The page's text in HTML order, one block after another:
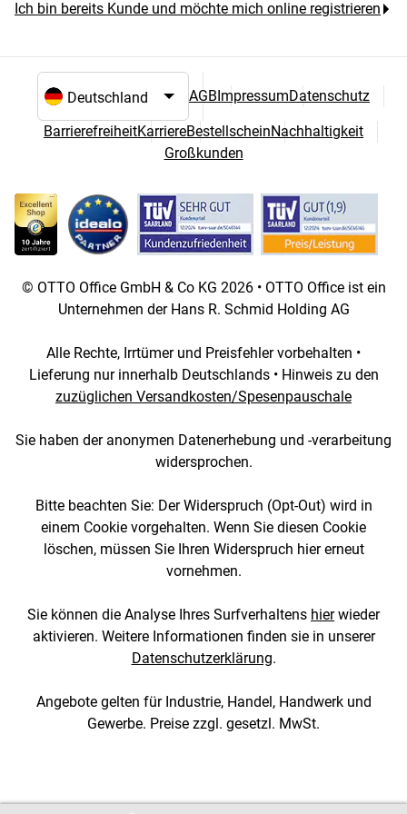
Ich bin bereits Kunde und möchte mich online registrieren
Sprach- und Landesauswahl
AGBImpressumDatenschutz
BarrierefreiheitKarriereBestellscheinNachhaltigkeit
Großkunden
© OTTO Office GmbH & Co KG 2026 • OTTO Office ist ein
Unternehmen der Hans R. Schmid Holding AG
Alle Rechte, Irrtümer und Preisfehler vorbehalten •
Lieferung nur innerhalb Deutschlands • Hinweis zu den
zuzüglichen Versandkosten/Spesenpauschale
Sie haben der anonymen Datenerhebung und -verarbeitung
widersprochen.
Bitte beachten Sie: Der Widerspruch (Opt-Out) wird in
einem Cookie vorgehalten. Wenn Sie diesen Cookie
löschen, müssen Sie Ihren Widerspruch hier erneut
vornehmen.
Sie können die Analyse Ihres Surfverhaltens hierwieder
aktivieren. Weitere Informationen finden sie in unserer
Datenschutzerklärung.
Angebote gelten für Industrie, Handel, Handwerk und
Gewerbe. Preise zzgl. gesetzl. MwSt.